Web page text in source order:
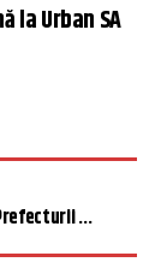
la Urban SA
...